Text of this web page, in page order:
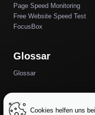
Page Speed Monitoring
Free Website Speed Test
FocusBox
Glossar
Glossar
Alternativen
Cookies helfen uns